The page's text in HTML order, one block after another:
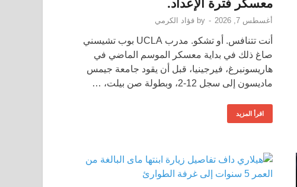
معسكر فترة الإعداد.
أغسطس 7, 2026 -
by فؤاد الكرمي
أنت تتنافس. أو تشكو. مدرب UCLA بوب تشيسني
صاغ ذلك في بداية معسكر الموسم الماضي في
هاريسونبرغ، فيرجينيا، قبل أن يقود جامعة جيمس
ماديسون إلى سجل 12-2، وبطولة صن بيلت، …
اقرأ المزيد